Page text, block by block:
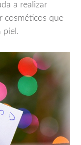
a realizar
cosméticos que
piel.